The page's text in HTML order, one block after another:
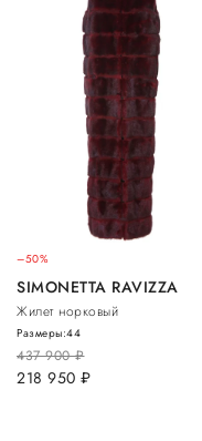
–50%
SIMONETTA RAVIZZA
Жилет норковый
437 900руб.
218 950 руб.
Размеры:44